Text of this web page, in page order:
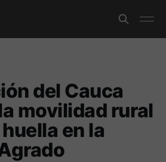
del Cauca
movilidad rural
en la